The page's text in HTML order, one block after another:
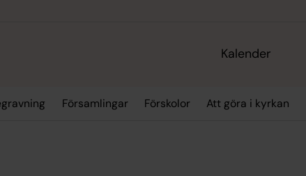
Kalender
Församlingar Förskolor Att göra i kyrkan